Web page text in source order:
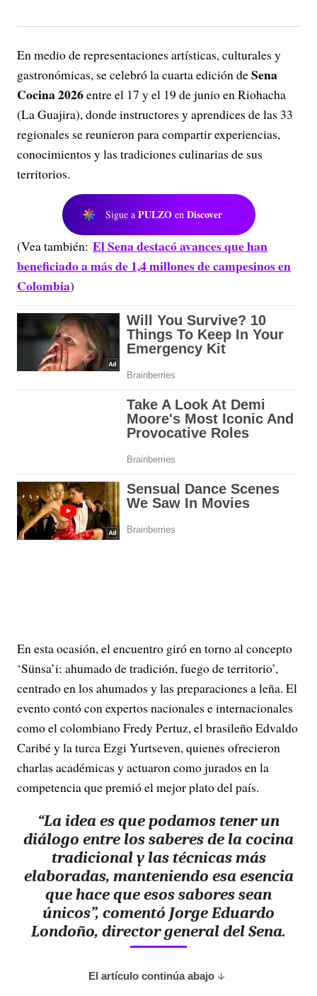
En medio de representaciones artísticas, culturales y
gastronómicas, se celebró la cuarta edición deSena
Cocina 2026entre el 17 y el 19 de junio en Riohacha
(La Guajira), donde instructores y aprendices de las 33
regionales se reunieron para compartir experiencias,
conocimientos y las tradiciones culinarias de sus
territorios.
Sigue a PULZO en Discover
(Vea también: El Sena destacó avances que han
beneficiado a más de 1,4 millones de campesinos en
Colombia)
En esta ocasión, el encuentro giró en torno al concepto
‘Sünsa’i: ahumado de tradición, fuego de territorio’,
centrado en los ahumados y las preparaciones a leña. El
evento contó con expertos nacionales e internacionales
como el colombiano Fredy Pertuz, el brasileño Edvaldo
Caribé y la turca Ezgi Yurtseven, quienes ofrecieron
charlas académicas y actuaron como jurados en la
competencia que premió el mejor plato del país.
“La idea es que podamos tener un
diálogo entre los saberes de la cocina
tradicional y las técnicas más
elaboradas, manteniendo esa esencia
que hace que esos sabores sean
únicos”, comentó Jorge Eduardo
Londoño, director general del Sena.
El artículo continúa abajo